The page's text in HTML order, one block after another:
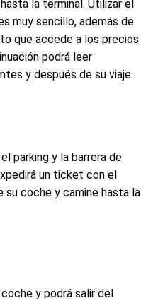
la terminal. Utilizar el
muy sencillo, además de
que accede a los precios
podrá leer
y después de su viaje.
parking y la barrera de
un ticket con el
su coche y camine hasta la
y podrá salir del